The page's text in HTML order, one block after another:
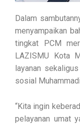
Dalam
menyampaikan
tingkat PCM
LAZISMU Kota
layanan
sosial
“Kita ingin
pelayanan umat